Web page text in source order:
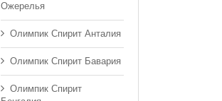
Ожерелья
Олимпик Спирит Анталия
Олимпик Спирит Бавария
Олимпик Спирит